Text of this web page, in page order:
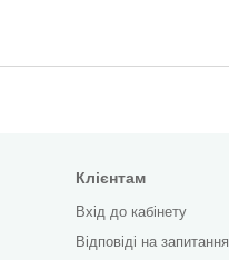
Клієнтам
Вхід до кабінету
Відповіді на запитання